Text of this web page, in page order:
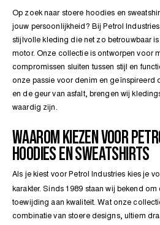
NIEUWE
ARTIKELEN
ZWEMBROEKEN
OVERHEMDEN
JASSEN
HOODIES EN
SWEATSHIRTS
GEBREIDE
TRUIEN
EN
OVERHEMDEN
ZWEMBROEKEN
JASSEN
HOODIES EN
SWEATSHIRTS
GEBREIDE
TRUIEN
EN
HOODIES
EN
SWEATERS
GEBREIDEN
TRUIEN EN
VESTEN
BEKIJK
ALLE
GROTE
MATEN
REGULAR
FIT
JEANS
LOOSE
FIT
JEANS
JONGENSJEANS
SALE
SAMENWERKINGEN
Op zoek naar stoere hoodies en
jouw persoonlijkheid? Bij Petrol
stijlvolle kleding die net zo betrouwbaar
motor. Onze collectie is ontworpen voor
compromissen sluiten tussen stijl en
onze passie voor denim en geïnspireerd
en de geur van asfalt, brengen wij
waardig zijn.
WAAROM KIEZEN VOOR
HOODIES EN SWEATSHIRTS
Als je kiest voor Petrol Industries kies je
karakter. Sinds 1989 staan wij bekend
toewijding aan kwaliteit. Wat onze
combinatie van stoere designs, ultiem